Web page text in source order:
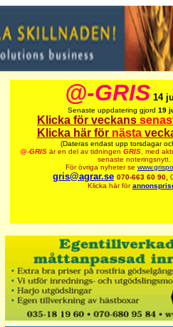
@-GRIS 14
Senaste uppdatering gjord 19
Klicka för veckans
Klicka här för nästa
(Dateras endast upp torsdagar
@-GRIS är en del av tidningen GRIS, med
senaste noteringsnytt.
För övriga nyheter se
gris@agrar.se 070-663 60 90,
Klicka här för